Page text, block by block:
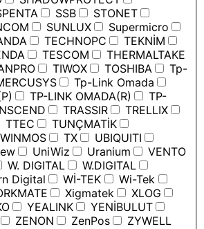
SSB
STONET
SUNLUX
Supermicro
TECHNOPC
TEKNİM
TESCOM
THERMALTAKE
TIWOX TOSHIBA
Tp-
Tp-Link Omada
TP-LINK OMADA(R)
TP-
TRASSIR
TRELLIX
TTEC
TUNÇMATİK
TX
UBIQUITI
UniWiz Uranium
VENTO
W. DIGITAL
W.DIGITAL
Digital Wİ-TEK
Wi-Tek
Xigmatek
XLOG
YEALINK
YENİBULUT
ZENON ZenPos ZYWELL